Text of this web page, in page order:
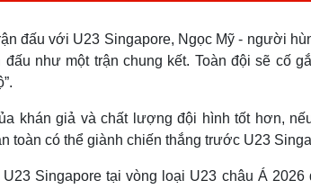
đấu với U23 Singapore, Ngọc Mỹ - người
đấu như một trận chung kết. Toàn đội sẽ cố
khán giả và chất lượng đội hình tốt hơn,
toàn có thể giành chiến thắng trước U23
Singapore tại vòng loại U23 châu Á